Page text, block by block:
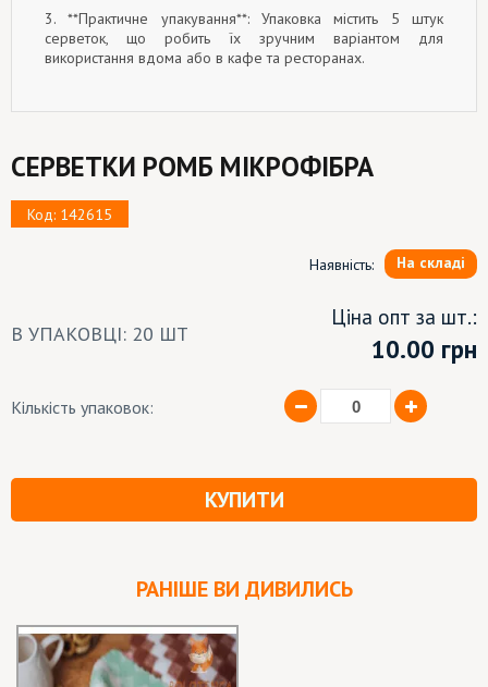
3. **Практичне упакування**: Упаковка містить 5 штук
серветок, що робить їх зручним варіантом для
використання вдома або в кафе та ресторанах.
СЕРВЕТКИ РОМБ МІКРОФІБРА
Код: 142615
Наявність: На складі
В УПАКОВЦІ: 20 ШТ
Ціна опт за шт.:
10.00 грн
Кількість упаковок:
КУПИТИ
РАНІШЕ ВИ ДИВИЛИСЬ